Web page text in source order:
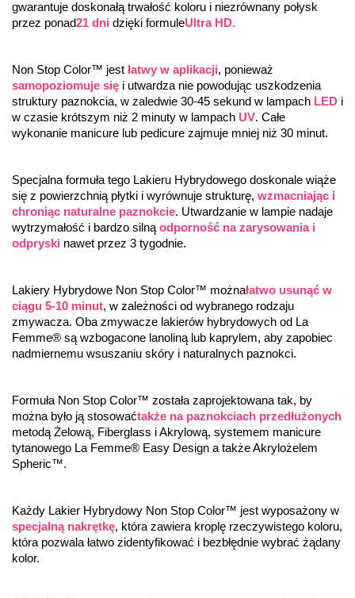
gwarantuje doskonałą trwałość koloru i niezrównany połysk
przez ponad21 dni dzięki formuleUltra HD.
Non Stop Color™ jest łatwy w aplikacji
samopoziomuje się i utwardza nie powodując uszkodzenia
struktury paznokcia, w zaledwie 30-45 sekund w lampach LED i
w czasie krótszym niż 2 minuty w lampach UV. Całe
wykonanie manicure lub pedicure zajmuje mniej niż 30 minut.
Specjalna formuła tego Lakieru Hybrydowego doskonale wiąże
się z powierzchnią płytki i wyrównuje strukturę, wzmacniając i
chroniąc naturalne paznokcie. Utwardzanie w lampie nadaje
wytrzymałość i bardzo silną odporność na zarysowania i
odpryski nawet przez 3 tygodnie.
Lakiery Hybrydowe Non Stop Color™ możnałatwo usunąć w
ciągu 5-10 minut, w zależności od wybranego rodzaju
zmywacza. Oba zmywacze lakierów hybrydowych od La
Femme® są wzbogacone lanoliną lub kaprylem, aby zapobiec
nadmiernemu wsuszaniu skóry i naturalnych paznokci.
Formuła Non Stop Color™ została zaprojektowana tak, by
można było ją stosowaćtakże na paznokciach przedłużonych
metodą Żelową, Fiberglass i Akrylową, systemem manicure
tytanowego La Femme® Easy Design a także Akrylożelem
Spheric™.
specjalną nakrętkę, która zawiera kroplę rzeczywistego koloru,
która pozwala łatwo zidentyfikować i bezbłędnie wybrać żądany
kolor.